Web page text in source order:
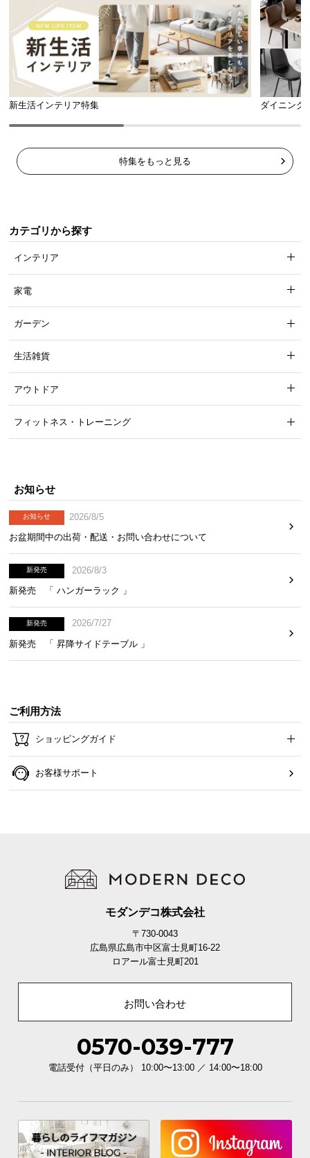
新生活インテリア特集 ダイニング
特集をもっと見る
カテゴリから探す
インテリア
家電
ガーデン
生活雑貨
アウトドア
フィットネス・トレーニング
お知らせ
お知らせ
2026/8/5
お盆期間中の出荷・配送・お問い合わせについて
新発売
2026/8/3
新発売 「 ハンガーラック 」
新発売
2026/7/27
新発売 「 昇降サイドテーブル 」
ご利用方法
ショッピングガイド
お客様サポート
モダンデコ株式会社
〒730-0043
広島県広島市中区富士見町16-22
ロアール富士見町201
お問い合わせ
0570-039-777
電話受付（平日のみ） 10:00〜13:00 ／ 14:00〜18:00